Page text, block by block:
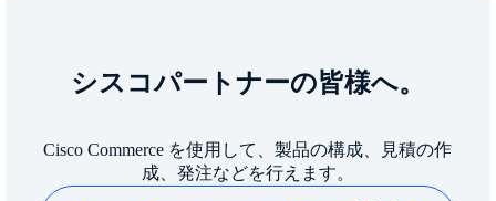
シスコパートナーの皆様へ。
Cisco Commerce を使用して、製品の構成、見積の作
成、発注などを行えます。